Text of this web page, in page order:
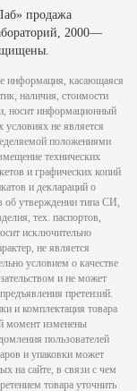
продажа
2000—
информация, касающаяся
наличия, стоимости
носит информационный
условиях не является
положениями
технических
и графических копий
и деклараций о
об утверждении типа СИ,
тех. паспортов,
исключительно
не является
условием о качестве
и не может
претензий.
и комплектация товара
момент изменены
пользователей
и упаковки может
на сайте, в связи с чем
товара уточнить